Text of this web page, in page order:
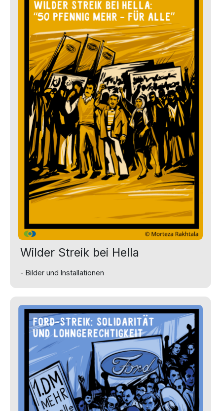
Wilder Streik bei Hella
- Bilder und Installationen